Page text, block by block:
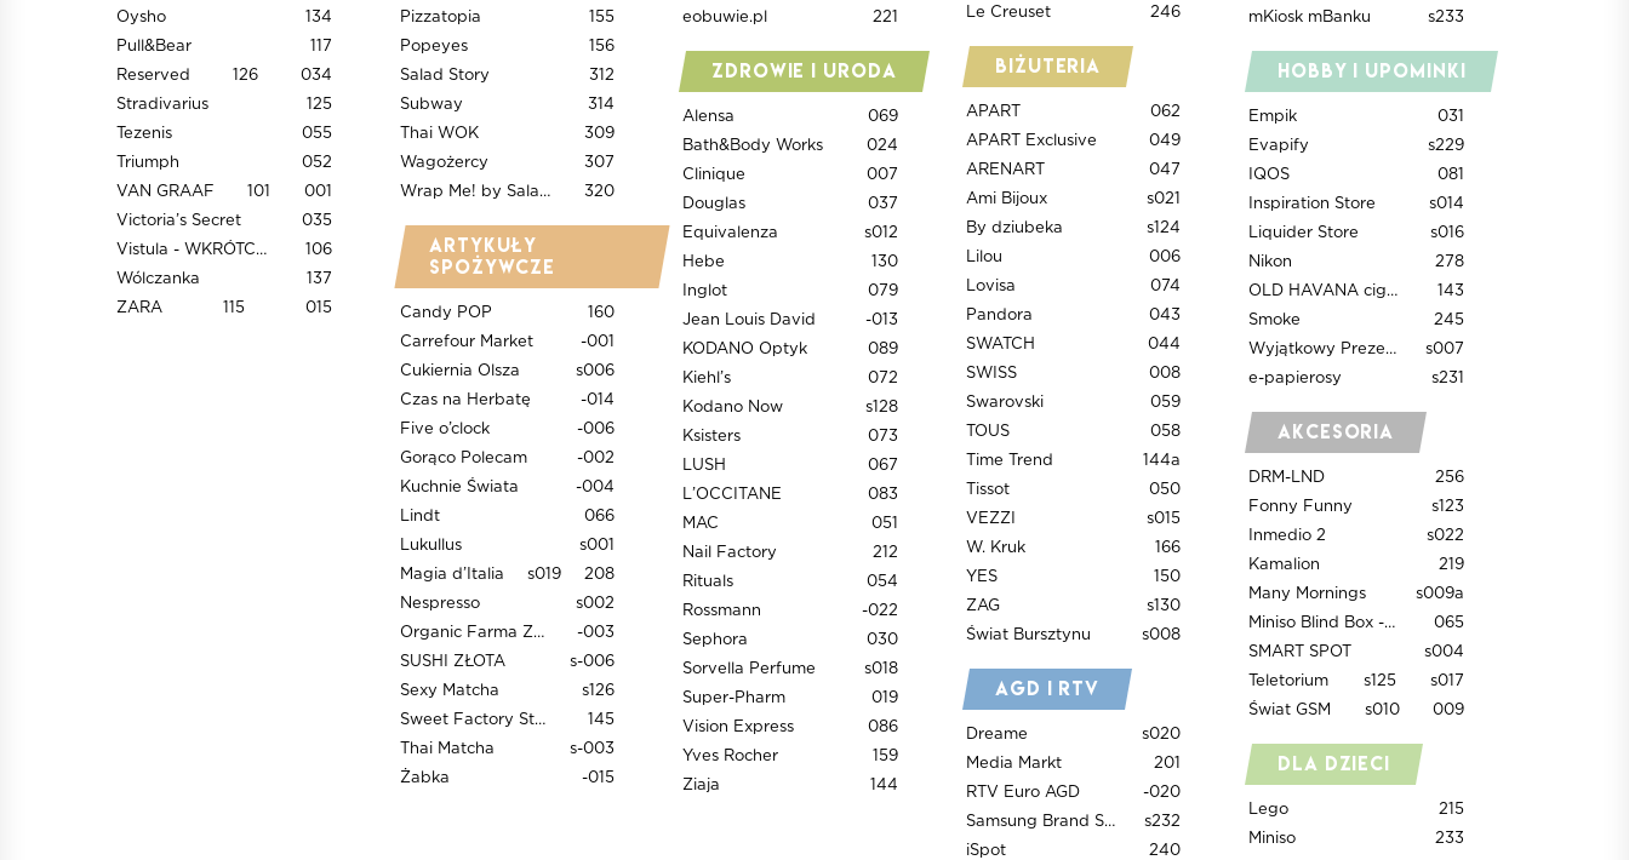
Oysho
134
Pull&Bear
117
Reserved
126
034
Stradivarius
125
Tezenis
055
Triumph
052
VAN GRAAF
101
001
Victoria’s Secret
035
Vistula - WKRÓTCE OTWARCIE
106
Wólczanka
137
ZARA
115 015
Pizzatopia
155
Popeyes
156
Salad Story
312
Subway
314
Thai WOK
309
Wagożercy
307
Wrap Me! by Salad Story
320
Artykuły
spożywcze
Candy POP
160
Carrefour Market
-001
Cukiernia Olsza
s006
Czas na Herbatę
-014
Five o’clock
-006
Gorąco Polecam
-002
Kuchnie Świata
-004
Lindt
066
Lukullus
s001
Magia d’Italia
s019
208
Nespresso
s002
Organic Farma Zdrowia
-003
SUSHI ZŁOTA
s-006
Sexy Matcha
s126
Sweet Factory Store
145
Thai Matcha
s-003
Żabka
-015
eobuwie.pl
221
Zdrowie i uroda
Alensa
069
Bath&Body Works
024
Clinique
007
Douglas
037
Equivalenza
s012
Hebe
130
Inglot
079
Jean Louis David
-013
KODANO Optyk
089
Kiehl’s
072
Kodano Now
s128
Ksisters
073
LUSH
067
L’OCCITANE
083
MAC
051
Nail Factory
212
Rituals
054
Rossmann
-022
Sephora
030
Sorvella Perfume
s018
Super-Pharm
019
Vision Express
086
Yves Rocher
159
Ziaja
144
Le Creuset
246
Biżuteria
APART
062
APART Exclusive
049
ARENART
047
Ami Bijoux
s021
By dziubeka
s124
Lilou
006
Lovisa
074
Pandora
043
SWATCH
044
SWISS
008
Swarovski
059
TOUS
058
Time Trend
144a
Tissot
050
VEZZI
s015
W. Kruk
166
YES
150
ZAG
s130
Świat Bursztynu
s008
AGD i RTV
Dreame
s020
Media Markt
201
RTV Euro AGD
-020
Samsung Brand Store
s232
iSpot
240
mKiosk mBanku
s233
Hobby i upominki
Empik
031
Evapify
s229
IQOS
081
Inspiration Store
s014
Liquider Store
s016
Nikon
278
OLD HAVANA cigars & accessories
143
Smoke
245
Wyjątkowy Prezent
s007
e-papierosy
s231
Akcesoria
DRM-LND
256
Fonny Funny
s123
Inmedio 2
s022
Kamalion
219
Many Mornings
s009a
Miniso Blind Box - WKRÓTCE OTWARCIE
065
SMART SPOT
s004
Teletorium
s125
s017
Świat GSM
s010 009
Dla dzieci
Lego
215
Miniso
233